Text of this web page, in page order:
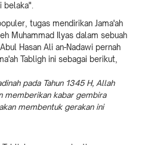
belaka".
tugas mendirikan Jama'ah
Muhammad Ilyas dalam sebuah
Hasan Ali an-Nadawi pernah
Tabligh ini sebagai berikut,
pada Tahun 1345 H, Allah
memberikan kabar gembira
membentuk gerakan ini